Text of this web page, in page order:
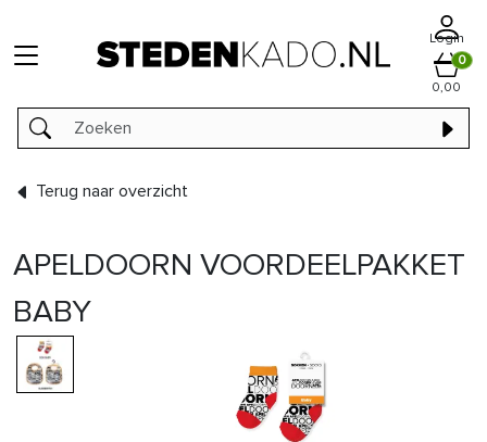
Login
0
0,00
Terug naar overzicht
APELDOORN VOORDEELPAKKET
BABY